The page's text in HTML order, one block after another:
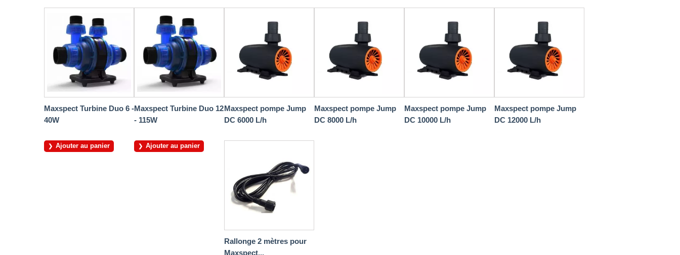
Maxspect Turbine Duo 6 -
40W
Ajouter au panier
Maxspect Turbine Duo 12
- 115W
Ajouter au panier
Maxspect pompe Jump
DC 6000 L/h
Maxspect pompe Jump
DC 8000 L/h
Maxspect pompe Jump
DC 10000 L/h
Maxspect pompe Jump
DC 12000 L/h
Rallonge 2 mètres pour
Maxspect...